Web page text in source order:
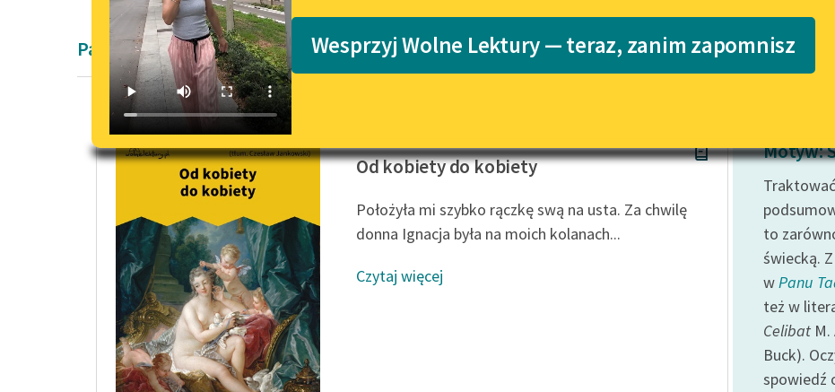
Lektury szkolne i klasyka
literatury do słuchania dla
E-kolekcja lektur szkolnych i
literatury do słuchania dla
uczennic i uczniów z
niepełnosprawnościami
Feministyczne inspiracje.
Katalog
Katalog w formacie
Wesprzyj Wolne Lektury — teraz, zanim zapomnisz
Pamiętnik Giacomo Casanovy
Od kobiety do kobiety
Położyła mi szybko rączkę swą na usta. Za chwilę
donna Ignacja była na moich kolanach...
Czytaj więcej
Motyw:
to
świecką.
wPanu
też w
Celibat
Buck).
spowiedź